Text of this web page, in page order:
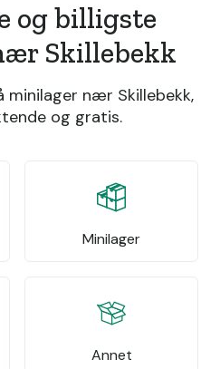
og billigste
Skillebekk
minilager nær Skillebekk,
og gratis.
Minilager
Annet